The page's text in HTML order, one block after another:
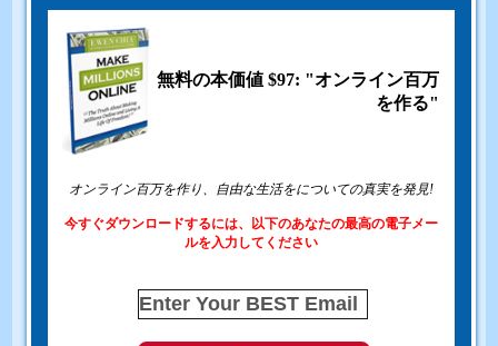
無料の本価値 $97: "オンライン百万
を作る"
オンライン百万を作り、自由な生活をについての真実を発見!
今すぐダウンロードするには、以下のあなたの最高の電子メー
ルを入力してください